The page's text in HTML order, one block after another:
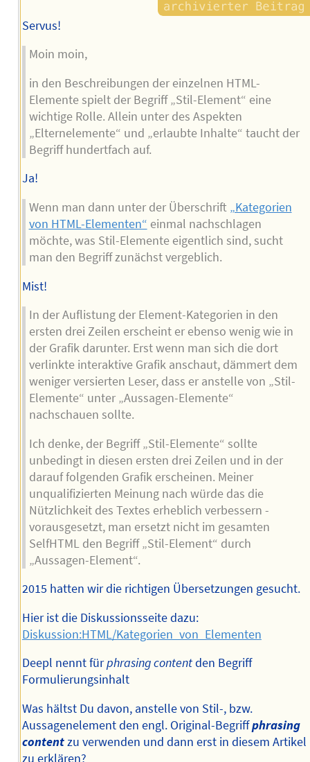
Servus!
Moin moin,
in den Beschreibungen der einzelnen HTML-
Elemente spielt der Begriff „Stil-Element“ eine
wichtige Rolle. Allein unter des Aspekten
„Elternelemente“ und „erlaubte Inhalte“ taucht der
Begriff hundertfach auf.
Ja!
Wenn man dann unter der Überschrift „Kategorien
von HTML-Elementen“ einmal nachschlagen
möchte, was Stil-Elemente eigentlich sind, sucht
man den Begriff zunächst vergeblich.
Mist!
In der Auflistung der Element-Kategorien in den
ersten drei Zeilen erscheint er ebenso wenig wie in
der Grafik darunter. Erst wenn man sich die dort
verlinkte interaktive Grafik anschaut, dämmert dem
weniger versierten Leser, dass er anstelle von „Stil-
Elemente“ unter „Aussagen-Elemente“
nachschauen sollte.
Ich denke, der Begriff „Stil-Elemente“ sollte
unbedingt in diesen ersten drei Zeilen und in der
darauf folgenden Grafik erscheinen. Meiner
unqualifizierten Meinung nach würde das die
Nützlichkeit des Textes erheblich verbessern -
vorausgesetzt, man ersetzt nicht im gesamten
SelfHTML den Begriff „Stil-Element“ durch
„Aussagen-Element“.
2015 hatten wir die richtigen Übersetzungen gesucht.
Hier ist die Diskussionsseite dazu:
Diskussion:HTML/Kategorien_von_Elementen
Deepl nennt fürphrasing contentden Begriff
Formulierungsinhalt
Was hältst Du davon, anstelle von Stil-, bzw.
Aussagenelement den engl. Original-Begriffphrasing
contentzu verwenden und dann erst in diesem Artikel
zu erklären?